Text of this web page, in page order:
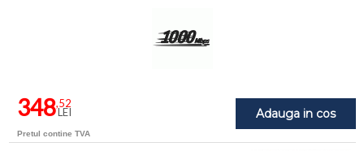
Adauga in cos
348,52
LEI
Pretul contine TVA